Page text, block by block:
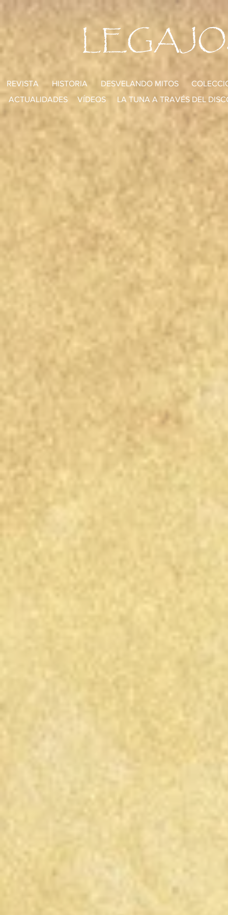
REVISTA HISTORIA DESVELANDO MITOS
ACTUALIDADES
LA TUNA A TRAVÉS DEL
VÍDEOS